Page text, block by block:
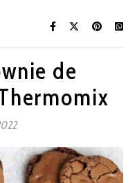
de